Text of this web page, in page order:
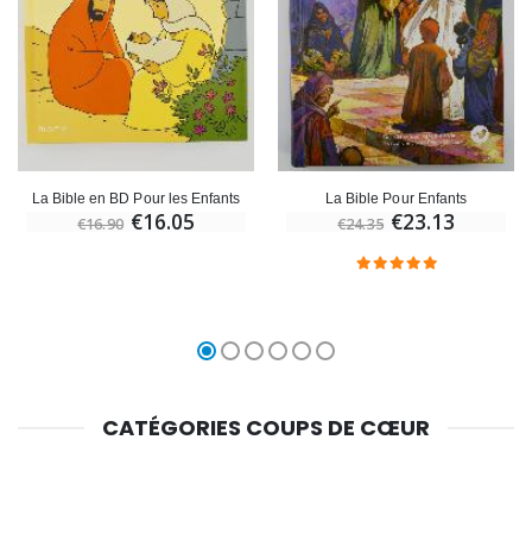
La Bible en BD Pour les Enfants
€16.90 €16.05
La Bible Pour Enfants
€24.35 €23.13
CATÉGORIES COUPS DE CŒUR